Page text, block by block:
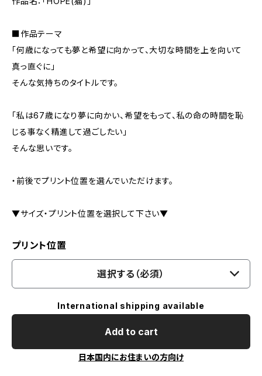
■作品テーマ
「何歳になっても夢と希望に向かって、大切な時間を上を向いて
真っ直ぐに」
そんな気持ちのタイトルです。
「私は67歳になり夢に向かい、希望をもって、私の命の時間を恥
じる事なく精進して過ごしたい」
そんな思いです。
・前後でプリント位置を選んでいただけます。
▼サイズ・プリント位置を選択して下さい▼
プリント位置
選択する（必須）
International shipping available
Add to cart
日本国内にお住まいの方向け